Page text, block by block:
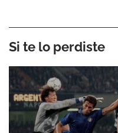
Si te lo perdiste